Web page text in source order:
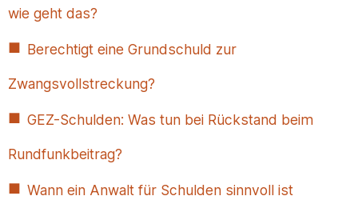
wie geht das?
Berechtigt eine Grundschuld zur
Zwangsvollstreckung?
GEZ-Schulden: Was tun bei Rückstand beim
Rundfunkbeitrag?
Wann ein Anwalt für Schulden sinnvoll ist